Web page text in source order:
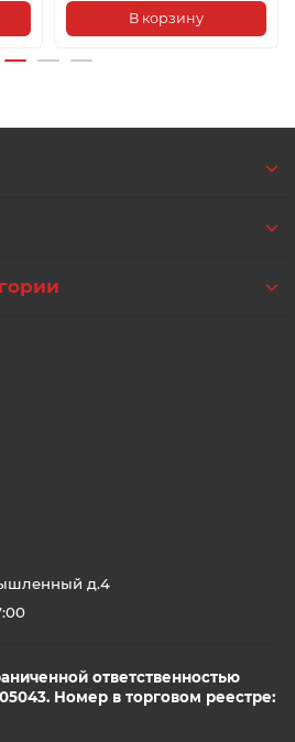
В корзину
д.4
ответственностью
Номер в торговом реестре: